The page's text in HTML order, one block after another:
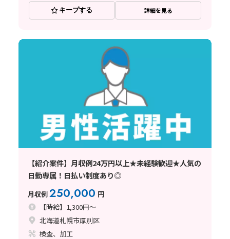
キープする 詳細を見る
【紹介案件】月収例24万円以上★未経験歓迎★人気の
日勤専属！日払い制度あり◎
月収例250,000 円
【時給】1,300円～
北海道札幌市厚別区
検査、加工